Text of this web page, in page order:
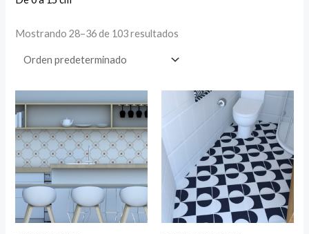
Mostrando 28–36 de 103 resultados
de
desde
14,00€
hasta
45,00€
Rango
de
precios:
desde
14,00€
hasta
45,00€